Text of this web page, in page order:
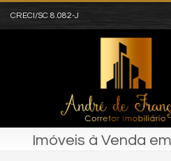
CRECI/SC 8.082-J
Imóveis à Venda